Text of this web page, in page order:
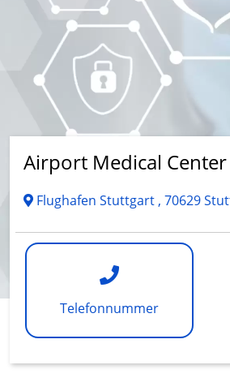
Airport Medical
Flughafen Stuttgart , 70629
Telefonnummer